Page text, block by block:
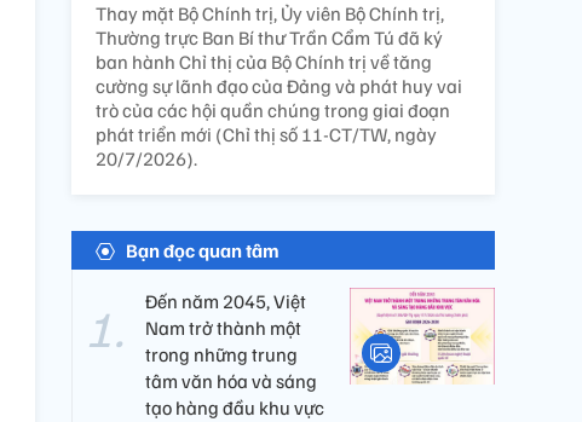
Thay mặt Bộ Chính trị, Ủy viên Bộ Chính trị,
Thường trực Ban Bí thư Trần Cẩm Tú đã ký
ban hành Chỉ thị của Bộ Chính trị về tăng
cường sự lãnh đạo của Đảng và phát huy vai
trò của các hội quần chúng trong giai đoạn
phát triển mới (Chỉ thị số 11-CT/TW, ngày
20/7/2026).
Bạn đọc quan tâm
Đến năm 2045, Việt
Nam trở thành một
trong những trung
tâm văn hóa và sáng
tạo hàng đầu khu vực